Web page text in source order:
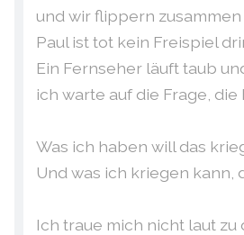
und wir flippern zusammen
Paul ist tot kein Freispiel
Ein Fernseher läuft taub
ich warte auf die Frage, die
Was ich haben will das
Und was ich kriegen kann,
Ich traue mich nicht laut zu